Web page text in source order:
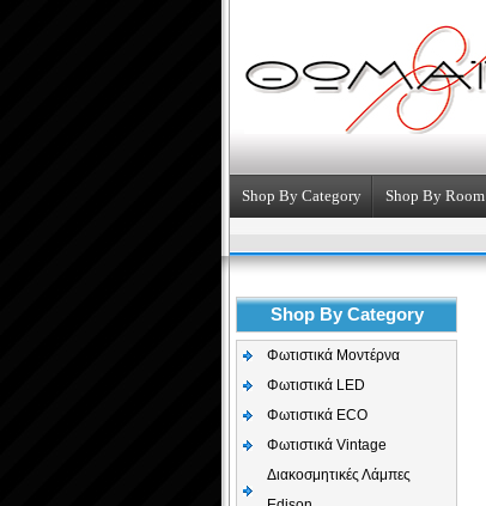
Shop By Category Shop By Room
Shop By Category
Φωτιστικά Μοντέρνα
Φωτιστικά LED
Φωτιστικά ECO
Φωτιστικά Vintage
Διακοσμητικές Λάμπες